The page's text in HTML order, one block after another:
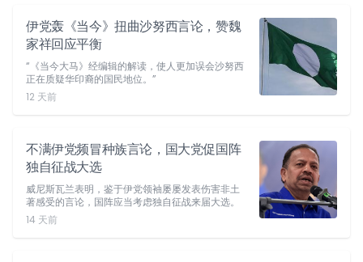
伊党轰《当今》扭曲沙努西言论，赞魏
家祥回应平衡
“《当今大马》经编辑的解读，使人更加误会沙努西
正在质疑华印裔的国民地位。”
12 天前
不满伊党频冒种族言论，国大党促国阵
独自征战大选
威尼斯瓦兰表明，鉴于伊党领袖屡屡发表伤害非土
著感受的言论，国阵应当考虑独自征战来届大选。
14 天前